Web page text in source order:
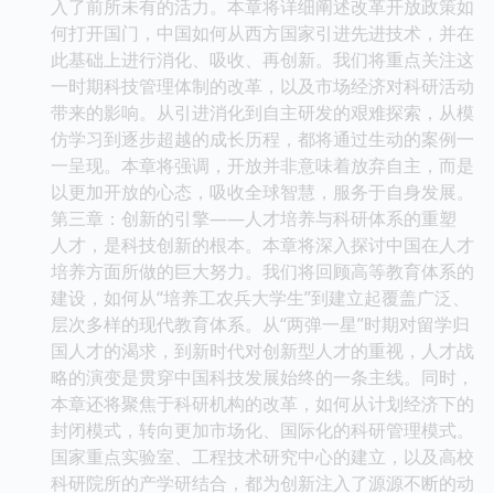
入了前所未有的活力。本章将详细阐述改革开放政策如
何打开国门，中国如何从西方国家引进先进技术，并在
此基础上进行消化、吸收、再创新。我们将重点关注这
一时期科技管理体制的改革，以及市场经济对科研活动
带来的影响。从引进消化到自主研发的艰难探索，从模
仿学习到逐步超越的成长历程，都将通过生动的案例一
一呈现。本章将强调，开放并非意味着放弃自主，而是
以更加开放的心态，吸收全球智慧，服务于自身发展。
第三章：创新的引擎——人才培养与科研体系的重塑
人才，是科技创新的根本。本章将深入探讨中国在人才
培养方面所做的巨大努力。我们将回顾高等教育体系的
建设，如何从“培养工农兵大学生”到建立起覆盖广泛、
层次多样的现代教育体系。从“两弹一星”时期对留学归
国人才的渴求，到新时代对创新型人才的重视，人才战
略的演变是贯穿中国科技发展始终的一条主线。同时，
本章还将聚焦于科研机构的改革，如何从计划经济下的
封闭模式，转向更加市场化、国际化的科研管理模式。
国家重点实验室、工程技术研究中心的建立，以及高校
科研院所的产学研结合，都为创新注入了源源不断的动